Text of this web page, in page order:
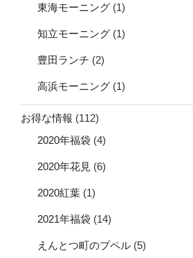
東海モーニング (1)
知立モーニング (1)
豊田ランチ (2)
高浜モーニング (1)
お得な情報 (112)
2020年福袋 (4)
2020年花見 (6)
2020紅葉 (1)
2021年福袋 (14)
えんとつ町のプペル (5)